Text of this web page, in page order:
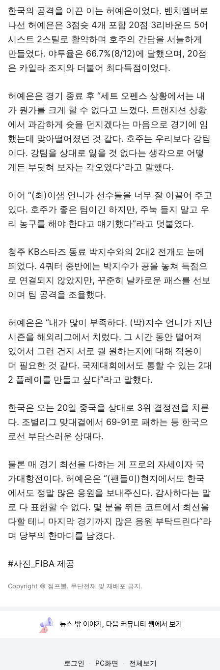
한국의 공격을 이끈 이는 허예은이었다. 벤치멤버로
나선 허예은은 3점슛 4개 포함 20점 3리바운드 5어
시스트 2스틸로 활약하며 호주의 간담을 서늘하게
만들었다. 야투율은 66.7%(8/12)에 달했으며, 20점
은 카일라 조지와 더불어 최다득점이었다.
허예은은 경기 종료 후 “세트 오펜스 상황에서는 내
가 뭔가를 크게 할 수 없다고 느꼈다. 트랜지션 상황
에서 과감하게 슛을 던지겠다는 마음으로 경기에 임
했는데 맞아떨어졌던 것 같다. 호주는 우리보다 강팀
이다. 강팀을 상대로 잃을 것 없다는 생각으로 어떻
게든 부딪혀 보자는 각오였다”라고 말했다.
이어 “(최)이샘 언니가 선수들을 너무 잘 이끌어 주고
있다. 호주가 좋은 팀이긴 하지만, 주눅 들지 말고 우
리 농구를 해야 한다고 얘기했다”라고 덧붙였다.
청주 KB스타즈 동료 박지수와의 2대2 전개도 눈에
띄었다. 4쿼터 중반에는 박지수가 공을 놓쳐 득점으
로 연결되지 않았지만, 꾸준히 날카로운 패스를 선보
이며 팀 공격을 조율했다.
허예은은 “내가 많이 부족하다. (박)지수 언니가 지난
시즌을 해외리그에서 치렀다. 그 시간 동안 떨어져
있어서 그런 건지 서로 뭘 원하는지에 대해 적응이
더 필요한 것 같다. 국제대회에서도 통할 수 있는 2대
2 플레이를 만들고 싶다”라고 말했다.
한국은 오는 20일 중국을 상대로 3위 결정전을 치른
다. 조별리그 맞대결에서 69-91로 패하는 등 한국으
로선 부담스러운 상대다.
물론 매 경기 최선을 다하는 게 프로의 자세이자 국
가대항전이다. 허예은은 “(팬들이)현지에서도 한국
에서도 정말 많은 응원을 보내주신다. 감사하다는 말
로 다 표현할 수 없다. 몇 분을 뛰든 코트에서 최선을
다할 테니 마지막 경기까지 많은 응원 부탁드린다”라
며 당부의 한마디를 남겼다.
#사진_FIBA 제공
Copyright © 점프볼. 무단전재 및 재배포 금지.
뉴스 밖 이야기, 다음 커뮤니티 웹에서 보기
로그인 PC화면 전체보기